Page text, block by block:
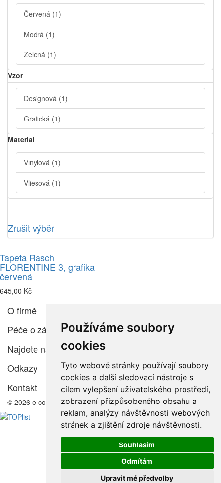
Používáme soubory
cookies
Tyto webové stránky používají soubory
cookies a další sledovací nástroje s
cílem vylepšení uživatelského prostředí,
zobrazení přizpůsobeného obsahu a
reklam, analýzy návštěvnosti webových
stránek a zjištění zdroje návštěvnosti.
Souhlasím
Odmítám
Upravit mé předvolby
Červená (1)
Modrá (1)
Zelená (1)
Vzor
Designová (1)
Grafická (1)
Material
Vinylová (1)
Vliesová (1)
Zrušit výběr
Tapeta Rasch
FLORENTINE 3, grafika
červená
645,00 Kč
O firmě
Péče o zákazníka
Najdete nás
Odkazy
Kontakt
© 2026 e-color.cz